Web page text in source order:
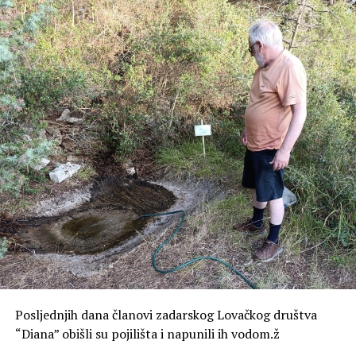
I zato se može reći, vjerujem, da današnje
svećeničko ređenje nije prvenstveno potvrda Antonijevih
intelektualnih sposobnosti, uljudnosti, naučenog znanja
i vještina za određenu službu. Ono je, prije svega,
potvrda jednog osobnog odnosa s Gospodinom koji traje
godinama, odnosa između Krista koji poziva i Antonija
koji nastoji odgovoriti na taj poziv.
prostornoj distribuciji istih. Osim toga, evidentira se udio
domaćih i stranih vozila kako u prometnom toku tako i
na parkirališnim površinama unutar zone obuhvata.
Za potrebe Studije i razmatranja eventualnog uvođenja
zone posebnog režima u dogledno vrijeme provest će se
i brojanje prometa kod Lančanih vrata, a cilj je stvoriti
podatkovnu bazu i saznati distribuciju tokova, odnosno
koliko vozila je ušlo u zonu posebnog režima, a koliko ih
se polukružno okrenulo.
Cijeli sustav regulacije prometa na Poluotoku dio je šire
prometne strategije koja osim ograničavanja prometa na
Poluotoku, podrazumijeva i parkirne površine van
Poluotoka i dodatno poboljšanje javnog prijevoza i
uređenje parkirne politike i širenje parkirnih zona izvan
Poluotoka.
Posljednjih dana članovi zadarskog Lovačkog društva
“Diana” obišli su pojilišta i napunili ih vodom.ž